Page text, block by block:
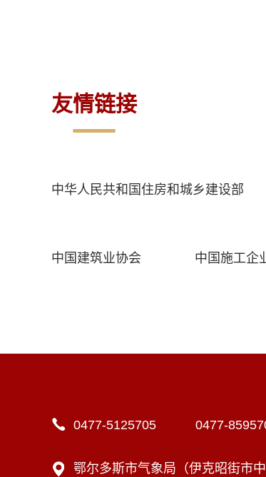
友情链接
中华人民共和国住房和城乡建设部
中国建筑业协会 中国施工企
0477-5125705 0477-
鄂尔多斯市气象局（伊克昭街市